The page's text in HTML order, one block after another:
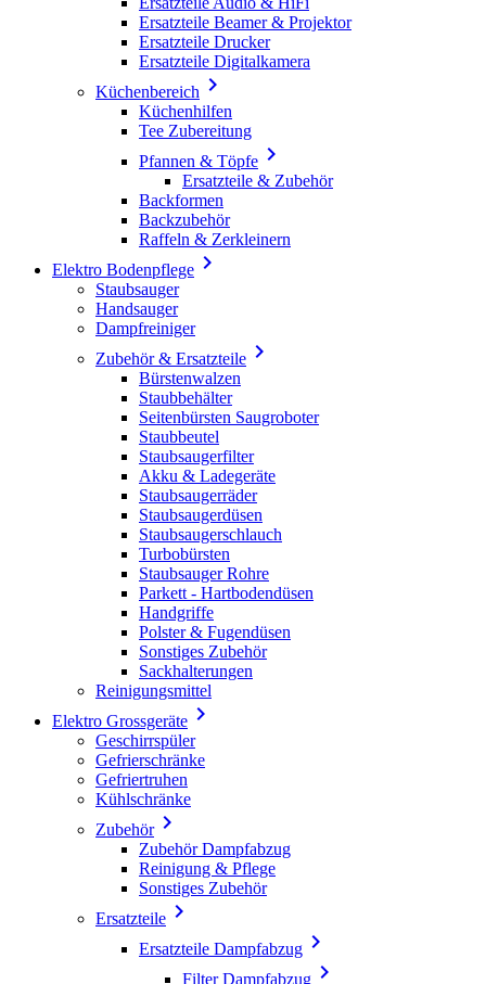
Ersatzteile Beamer & Projektor
Ersatzteile Drucker
Ersatzteile Digitalkamera
Küchenbereich 
Küchenhilfen
Tee Zubereitung
Pfannen & Töpfe 
Ersatzteile & Zubehör
Backformen
Backzubehör
Raffeln & Zerkleinern
Elektro Bodenpflege 
Staubsauger
Handsauger
Dampfreiniger
Zubehör & Ersatzteile 
Bürstenwalzen
Staubbehälter
Seitenbürsten Saugroboter
Staubbeutel
Staubsaugerfilter
Akku & Ladegeräte
Staubsaugerräder
Staubsaugerdüsen
Staubsaugerschlauch
Turbobürsten
Staubsauger Rohre
Parkett - Hartbodendüsen
Handgriffe
Polster & Fugendüsen
Sonstiges Zubehör
Sackhalterungen
Reinigungsmittel
Elektro Grossgeräte 
Geschirrspüler
Gefrierschränke
Gefriertruhen
Kühlschränke
Zubehör
Zubehör Dampfabzug
Reinigung & Pflege
Sonstiges Zubehör
Ersatzteile 
Ersatzteile Dampfabzug 
Filter Dampfabzug 